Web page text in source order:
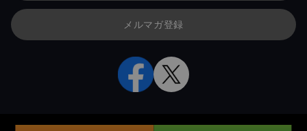
メルマガ登録